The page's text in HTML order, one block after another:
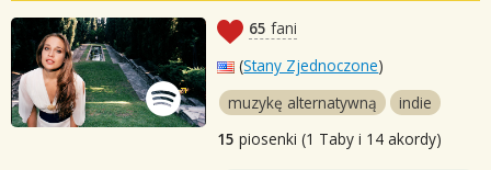
65 fani
(Stany Zjednoczone)
muzykę alternatywną
indie
15 piosenki (1 Taby i 14 akordy)